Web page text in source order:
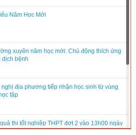
Năm Học Mới
xuyên năm học mới: Chủ động thích ứng
dịch bệnh
nghị địa phương tiếp nhận học sinh từ vùng
tập
thi tốt nghiệp THPT đợt 2 vào 13h00 ngày